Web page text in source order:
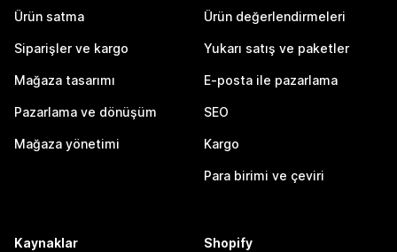
Ürün satma
Siparişler ve kargo
Mağaza tasarımı
Pazarlama ve dönüşüm
Mağaza yönetimi
Ürün değerlendirmeleri
Yukarı satış ve paketler
E-posta ile pazarlama
SEO
Kargo
Para birimi ve çeviri
Kaynaklar Shopify